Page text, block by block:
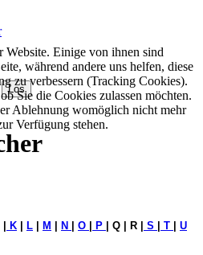
K L M N O P | Q | R | S T
U
Website. Einige von ihnen sind
während andere uns helfen, diese
zu verbessern (Tracking Cookies).
Sie die Cookies zulassen möchten.
Ablehnung womöglich nicht mehr
Verfügung stehen.